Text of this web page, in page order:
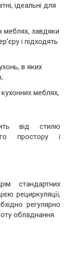
ідеальні для
меблях, завдяки
і підходять
в яких
кухонних меблях,
від стилю
простору і
стандартних
рециркуляції,
регулярно
обладнання.